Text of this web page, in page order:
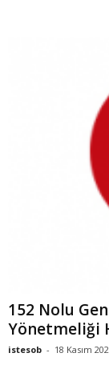
152 Nolu
Yönetmeliği
istesob - 18 Kasım